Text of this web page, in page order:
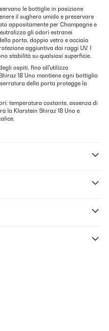
le bottiglie in posizione
il sughero umido e preservare
appositamente per Champagne e
gli odori estranei
porta, doppio vetro e acciaio
aggiuntiva dai raggi UV. I
stabilità su qualsiasi superficie.
ospiti, fino all'utilizzo
18 Uno mantiene ogni bottiglia
della porta protegge la
temperatura costante, assenza di
la Klarstein Shiraz 18 Uno e